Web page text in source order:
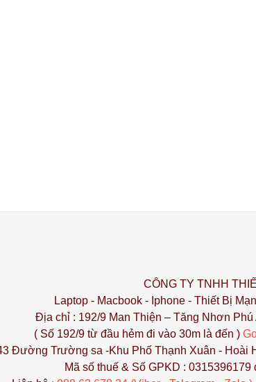
CÔNG TY TNHH
Laptop - Macbook - Iphone - Thiết Bị
Địa chỉ : 192/9 Man Thiện – Tăng Nhơn
( Số 192/9 từ đầu hẻm đi vào 30m là đến )
Đường Trường sa -Khu Phố Thạnh Xuân - Hoài
Mã số thuế & Số GPKD :